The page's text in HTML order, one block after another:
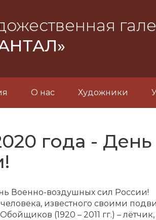
О нас Художники
года -
Военно-воздушных сил России!
известного своими
(1920 – 2011 гг.) –